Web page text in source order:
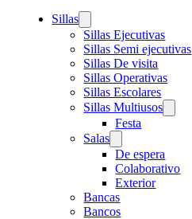
Sillas
Sillas Ejecutivas
Sillas Semi ejecutivas
Sillas De visita
Sillas Operativas
Sillas Escolares
Sillas Multiusos
Festa
Salas
De espera
Colaborativo
Exterior
Bancas
Bancos